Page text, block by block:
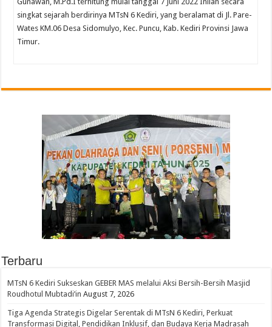
singkat sejarah berdirinya MTsN 6 Kediri, yang beralamat di Jl. Pare-
Wates KM.06 Desa Sidomulyo, Kec. Puncu, Kab. Kediri Provinsi Jawa
Timur.
Terbaru
MTsN 6 Kediri Sukseskan GEBER MAS melalui Aksi Bersih-Bersih Masjid
Roudhotul Mubtadi’in August 7, 2026
Tiga Agenda Strategis Digelar Serentak di MTsN 6 Kediri, Perkuat
Transformasi Digital, Pendidikan Inklusif, dan Budaya Kerja Madrasah